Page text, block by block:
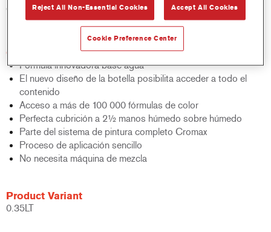
el nuevo estándar para el rendimiento y la eficacia de una base
bicapa al agua.
Características del producto
Fórmula innovadora base agua
El nuevo diseño de la botella posibilita acceder a todo el
contenido
Acceso a más de 100 000 fórmulas de color
Perfecta cubrición a 2½ manos húmedo sobre húmedo
Parte del sistema de pintura completo Cromax
Proceso de aplicación sencillo
No necesita máquina de mezcla
Product Variant
0.35LT
Reject All Non-Essential Cookies Accept All Cookies
Cookie Preference Center